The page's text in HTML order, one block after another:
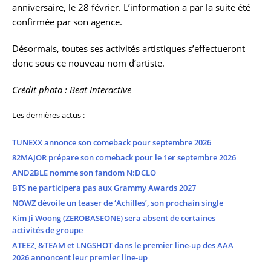
anniversaire, le 28 février. L’information a par la suite été
confirmée par son agence.
Désormais, toutes ses activités artistiques s’effectueront
donc sous ce nouveau nom d’artiste.
Crédit photo : Beat Interactive
Les dernières actus :
TUNEXX annonce son comeback pour septembre 2026
82MAJOR prépare son comeback pour le 1er septembre 2026
AND2BLE nomme son fandom N:DCLO
BTS ne participera pas aux Grammy Awards 2027
NOWZ dévoile un teaser de ‘Achilles’, son prochain single
Kim Ji Woong (ZEROBASEONE) sera absent de certaines
activités de groupe
ATEEZ, &TEAM et LNGSHOT dans le premier line-up des AAA
2026 annoncent leur premier line-up